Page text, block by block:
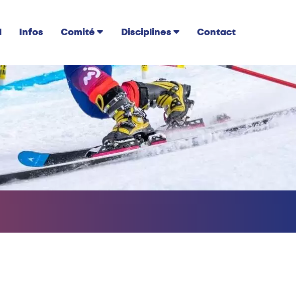
Infos Comité Disciplines Contact